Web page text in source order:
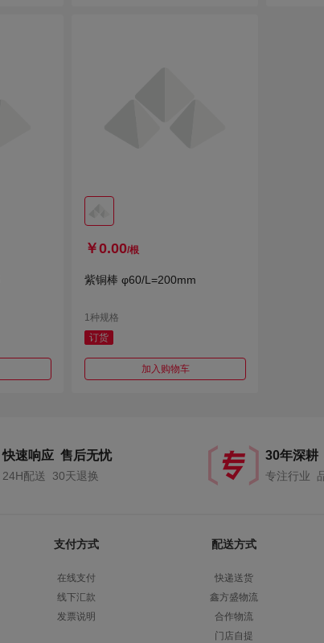
￥0.00/根
紫铜棒 φ60/L=200mm
1种规格
订货
加入购物车
快速响应 售后无忧
24H配送 30天退换
30年深耕
专注行业
支付方式
在线支付
线下汇款
发票说明
配送方式
快递送货
鑫方盛物流
合作物流
门店自提